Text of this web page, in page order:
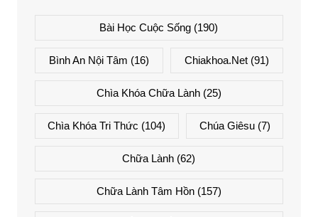
Bài Học Cuộc Sống (190)
Bình An Nội Tâm (16) Chiakhoa.net (91)
Chìa Khóa Chữa Lành(25)
Chìa Khóa Tri Thức (104) Chúa Giêsu(7)
Chữa Lành (62)
Chữa Lành Tâm Hồn(157)